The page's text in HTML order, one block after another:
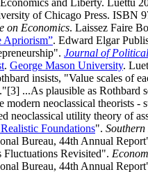
and Liberty. Luettu
of Chicago Press. ISBN
on Economics. Laissez Faire
Apriorism”. Edward Elgar
Journal of
. George Mason University.
insists, "Value scales of
...As plausible as
modern neoclassical
neoclassical utility theory of
Foundations".
Bureau, 44th Annual
Revisited".
Bureau, 44th Annual